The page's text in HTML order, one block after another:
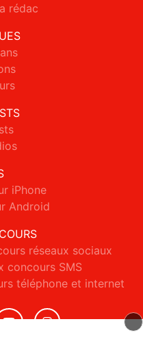
rédac
iPhone
Android
réseaux sociaux
concours SMS
téléphone et internet